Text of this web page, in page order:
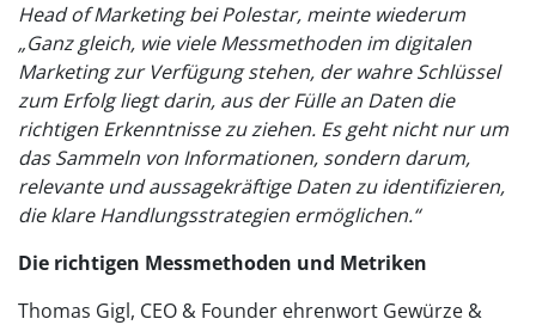
Head of Marketing bei Polestar, meinte wiederum
„Ganz gleich, wie viele Messmethoden im digitalen
Marketing zur Verfügung stehen, der wahre Schlüssel
zum Erfolg liegt darin, aus der Fülle an Daten die
richtigen Erkenntnisse zu ziehen. Es geht nicht nur um
das Sammeln von Informationen, sondern darum,
relevante und aussagekräftige Daten zu identifizieren,
die klare Handlungsstrategien ermöglichen.“
Die richtigen Messmethoden und Metriken
Thomas Gigl, CEO & Founder ehrenwort Gewürze &